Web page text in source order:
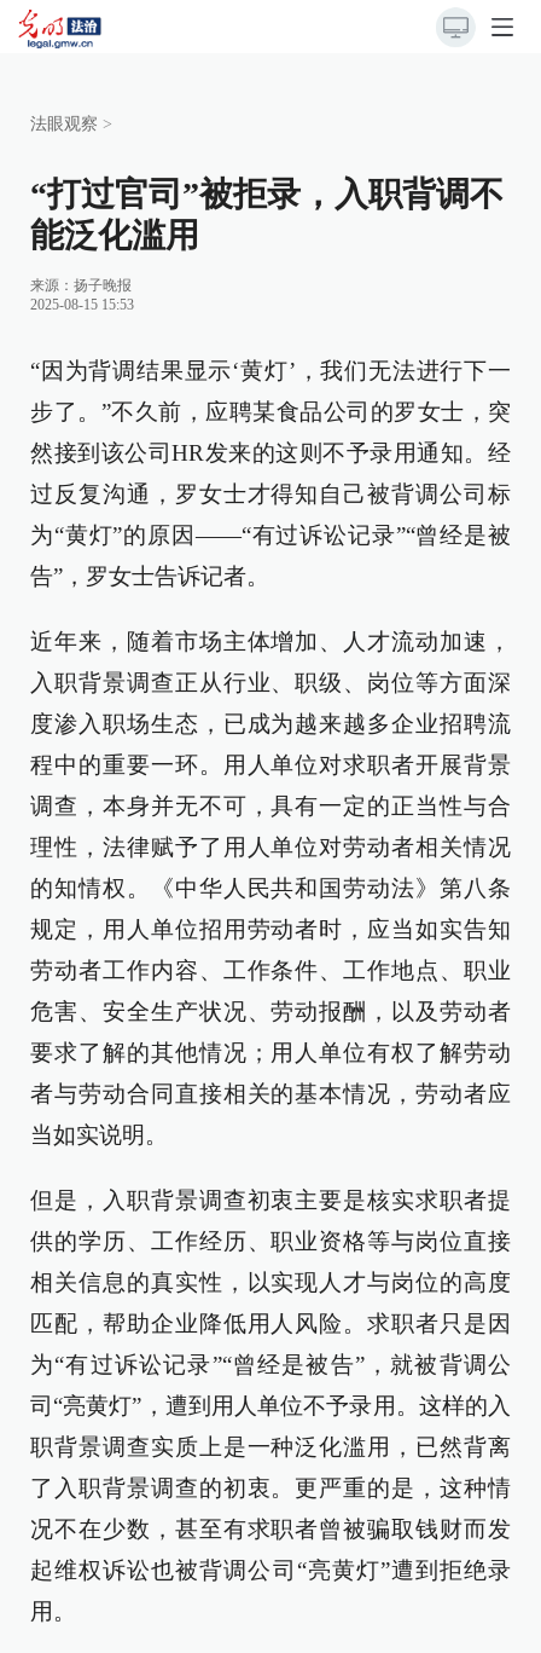
法眼观察 >
“打过官司”被拒录，入职背调不
能泛化滥用
来源： 扬子晚报
2025-08-15 15:53
“因为背调结果显示‘黄灯’，我们无法进行下一
步了。”不久前，应聘某食品公司的罗女士，突
然接到该公司HR发来的这则不予录用通知。经
过反复沟通，罗女士才得知自己被背调公司标
为“黄灯”的原因——“有过诉讼记录”“曾经是被
告”，罗女士告诉记者。
近年来，随着市场主体增加、人才流动加速，
入职背景调查正从行业、职级、岗位等方面深
度渗入职场生态，已成为越来越多企业招聘流
程中的重要一环。用人单位对求职者开展背景
调查，本身并无不可，具有一定的正当性与合
理性，法律赋予了用人单位对劳动者相关情况
的知情权。《中华人民共和国劳动法》第八条
规定，用人单位招用劳动者时，应当如实告知
劳动者工作内容、工作条件、工作地点、职业
危害、安全生产状况、劳动报酬，以及劳动者
要求了解的其他情况；用人单位有权了解劳动
者与劳动合同直接相关的基本情况，劳动者应
当如实说明。
但是，入职背景调查初衷主要是核实求职者提
供的学历、工作经历、职业资格等与岗位直接
相关信息的真实性，以实现人才与岗位的高度
匹配，帮助企业降低用人风险。求职者只是因
为“有过诉讼记录”“曾经是被告”，就被背调公
司“亮黄灯”，遭到用人单位不予录用。这样的入
职背景调查实质上是一种泛化滥用，已然背离
了入职背景调查的初衷。更严重的是，这种情
况不在少数，甚至有求职者曾被骗取钱财而发
起维权诉讼也被背调公司“亮黄灯”遭到拒绝录
用。